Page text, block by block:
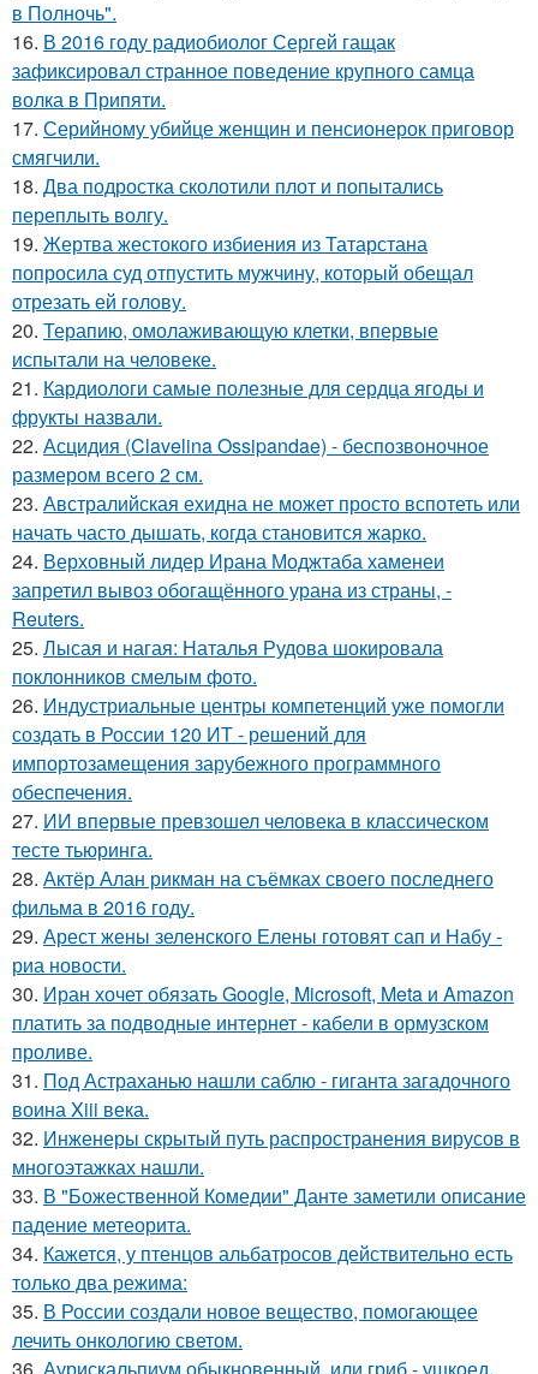
в Полночь".
16. В 2016 году радиобиолог Сергей гащак
зафиксировал странное поведение крупного самца
волка в Припяти.
17. Серийному убийце женщин и пенсионерок приговор
смягчили.
18. Два подростка сколотили плот и попытались
переплыть волгу.
19. Жертва жестокого избиения из Татарстана
попросила суд отпустить мужчину, который обещал
отрезать ей голову.
20. Терапию, омолаживающую клетки, впервые
испытали на человеке.
21. Кардиологи самые полезные для сердца ягоды и
фрукты назвали.
22. Асцидия (Clavelina Ossipandae) - беспозвоночное
размером всего 2 см.
23. Австралийская ехидна не может просто вспотеть или
начать часто дышать, когда становится жарко.
24. Верховный лидер Ирана Моджтаба хаменеи
запретил вывоз обогащённого урана из страны, -
Reuters.
25. Лысая и нагая: Наталья Рудова шокировала
поклонников смелым фото.
26. Индустриальные центры компетенций уже помогли
создать в России 120 ИТ - решений для
импортозамещения зарубежного программного
обеспечения.
27. ИИ впервые превзошел человека в классическом
тесте тьюринга.
28. Актёр Алан рикман на съёмках своего последнего
фильма в 2016 году.
29. Арест жены зеленского Елены готовят сап и Набу -
риа новости.
30. Иран хочет обязать Google, Microsoft, Meta и Amazon
платить за подводные интернет - кабели в ормузском
проливе.
31. Под Астраханью нашли саблю - гиганта загадочного
воина Xiii века.
32. Инженеры скрытый путь распространения вирусов в
многоэтажках нашли.
33. В "Божественной Комедии" Данте заметили описание
падение метеорита.
34. Кажется, у птенцов альбатросов действительно есть
только два режима:
35. В России создали новое вещество, помогающее
лечить онкологию светом.
36. Аурискальпиум обыкновенный, или гриб - ушкоед,